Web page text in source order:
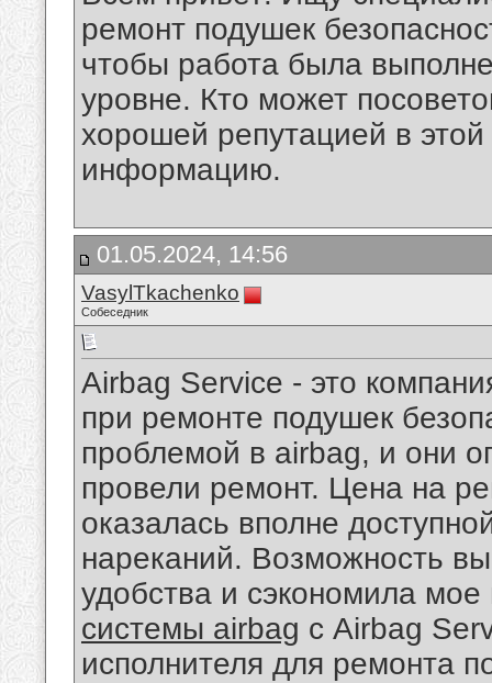
ремонт подушек
чтобы работа была
уровне. Кто может
хорошей репутацией в
информацию.
01.05.2024, 14:56
VasylTkachenko
Собеседник
Airbag Service - это
при ремонте подушек
проблемой в airbag, и они
провели ремонт. Цена на
оказалась вполне
нареканий. Возможность
удобства и сэкономила
системы airbag с Airbag
исполнителя для ремонта